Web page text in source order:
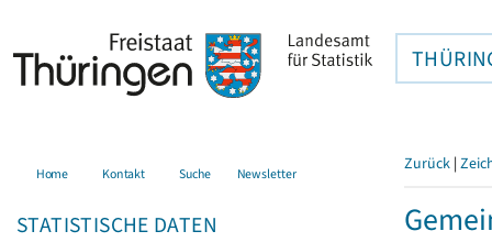
Home Kontakt Suche Newsletter
STATISTISCHE DATEN
Zurück |